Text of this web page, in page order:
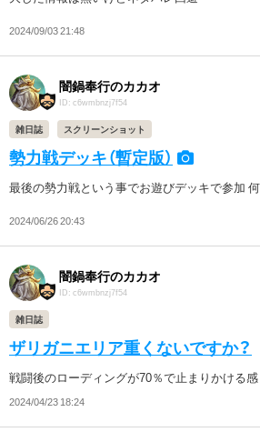
2024/09/03 21:48
闇鍋奉行のカカオ
ID: c6wmbnzj7f54
雑日誌 スクリーンショット
勢力戦デッキ（暫定版）
最後の勢力戦という事でお遊びデッキで参加 何
2024/06/26 20:43
闇鍋奉行のカカオ
ID: c6wmbnzj7f54
雑日誌
ザリガニエリア重くないですか？
戦闘後のローディングが70％で止まりかける感
2024/04/23 18:24